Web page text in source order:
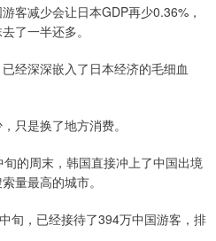
客减少会让日本GDP再少0.36%，
了一半还多。
经深深嵌入了日本经济的毛细血
只是换了地方消费。
的周末，韩国直接冲上了中国出境
量最高的城市。
旬，已经接待了394万中国游客，排